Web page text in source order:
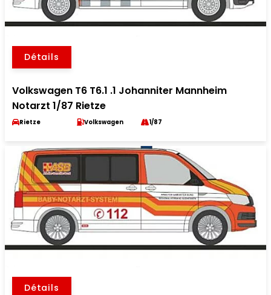
Détails
Volkswagen T6 T6.1 .1 Johanniter Mannheim
Notarzt 1/87 Rietze
Rietze Volkswagen 1/87
Détails